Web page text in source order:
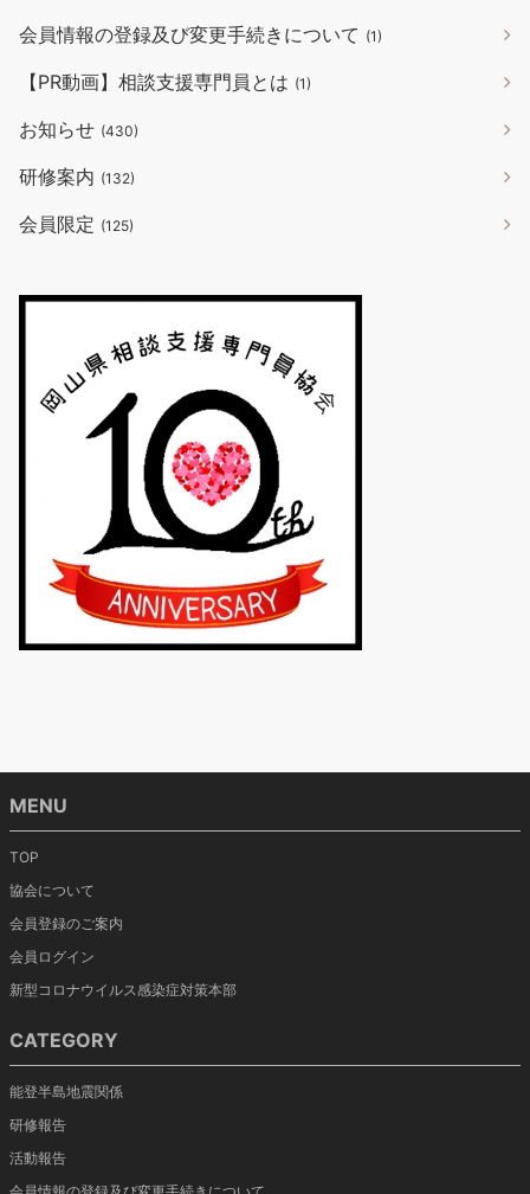
会員情報の登録及び変更手続きについて (1)
【PR動画】相談支援専門員とは (1)
お知らせ (430)
研修案内 (132)
会員限定 (125)
MENU
TOP
協会について
会員登録のご案内
会員ログイン
新型コロナウイルス感染症対策本部
CATEGORY
能登半島地震関係
研修報告
活動報告